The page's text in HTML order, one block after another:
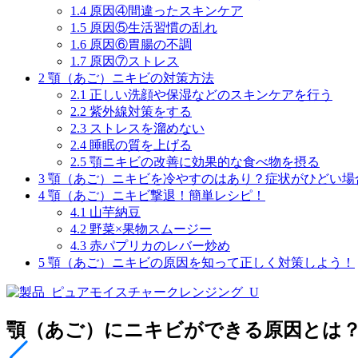
1.4 原因④間違ったスキンケア
1.5 原因⑤生活習慣の乱れ
1.6 原因⑥胃腸の不調
1.7 原因⑦ストレス
2 顎（あご）ニキビの対策方法
2.1 正しい洗顔や保湿などのスキンケアを行う
2.2 紫外線対策をする
2.3 ストレスを溜めない
2.4 睡眠の質を上げる
2.5 顎ニキビの改善に効果的な食べ物を摂る
3 顎（あご）ニキビを冷やすのはあり？症状がひどい
4 顎（あご）ニキビ撃退！簡単レシピ！
4.1 山芋納豆
4.2 野菜×果物スムージー
4.3 赤パプリカのレバー炒め
5 顎（あご）ニキビの原因を知って正しく対策しよう！
顎（あご）にニキビができる原因とは？